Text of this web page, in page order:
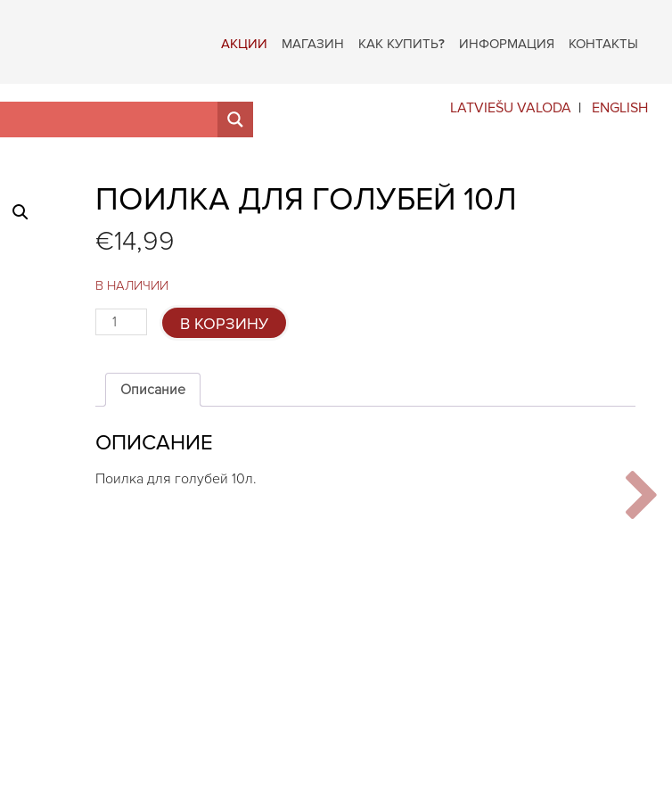
АКЦИИ МАГАЗИН КАК КУПИТЬ? ИНФОРМАЦИЯ КОНТАКТЫ
LATVIEŠU VALODA ENGLISH
ПОИЛКА ДЛЯ ГОЛУБЕЙ 10Л
€14,99
В НАЛИЧИИ
Количество
товара
для
голубей
10л
В КОРЗИНУ
Описание
ОПИСАНИЕ
Поилка для голубей 10л.